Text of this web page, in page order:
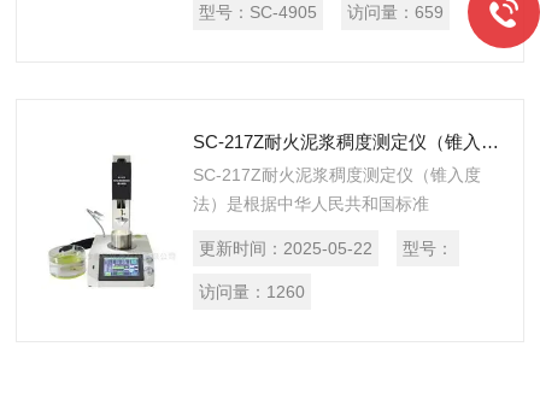
沥青混合料试验规程》中的T0604-
2011《沥青针入度试验》中的技术要求
度，并用公式法自动计算沥青针入度相关
值。
型号： SC-4905 访问量： 659
SC-217Z耐火泥浆稠度测定仪（锥入度法）
SC-217Z耐火泥浆稠度测定仪（锥入度
法）是根据中华人民共和国标准
稠度试验方法(锥入度法)其技术要求和有
关规定设计研发制造的；适用于适用于耐
更新时间： 2025-05-22 型号：
访问量： 1260